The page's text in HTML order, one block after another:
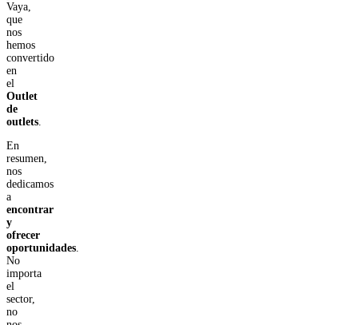
Vaya,
que
nos
hemos
convertido
en
el
Outlet
de
outlets
En
resumen,
nos
dedicamos
a
encontrar
y
ofrecer
oportunidades
No
importa
el
sector,
no